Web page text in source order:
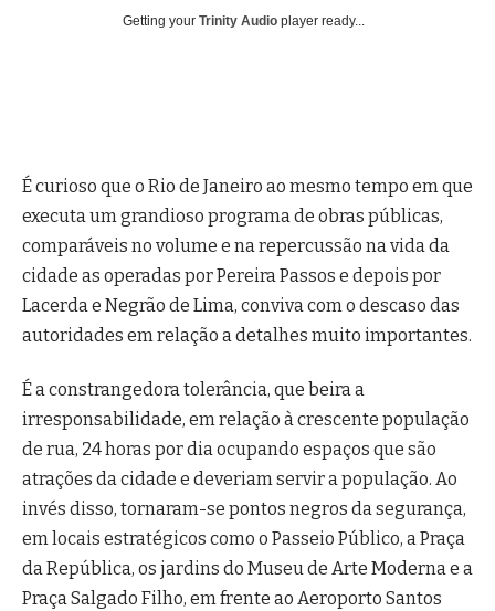
Getting your Trinity Audio player ready...
É curioso que o Rio de Janeiro ao mesmo tempo em que
executa um grandioso programa de obras públicas,
comparáveis no volume e na repercussão na vida da
cidade as operadas por Pereira Passos e depois por
Lacerda e Negrão de Lima, conviva com o descaso das
autoridades em relação a detalhes muito importantes.
É a constrangedora tolerância, que beira a
irresponsabilidade, em relação à crescente população
de rua, 24 horas por dia ocupando espaços que são
atrações da cidade e deveriam servir a população. Ao
invés disso, tornaram-se pontos negros da segurança,
em locais estratégicos como o Passeio Público, a Praça
da República, os jardins do Museu de Arte Moderna e a
Praça Salgado Filho, em frente ao Aeroporto Santos